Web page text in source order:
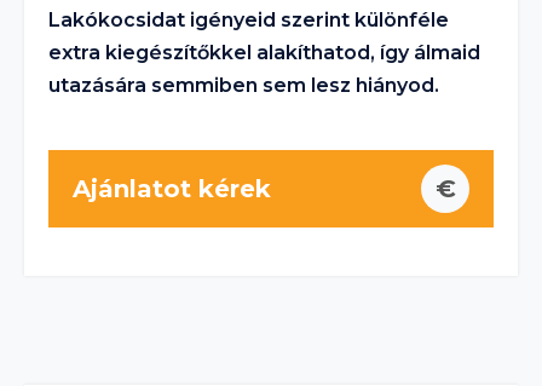
Lakókocsidat igényeid szerint különféle
extra kiegészítőkkel alakíthatod, így álmaid
utazására semmiben sem lesz hiányod.
Ajánlatot kérek €